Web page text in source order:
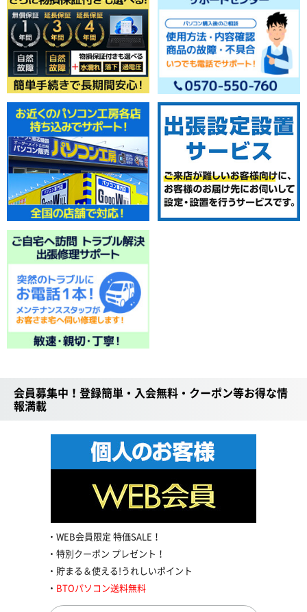
会員募集中！登録簡単・入会無料・クーポン等お得な情
報満載
WEB会員限定 特価SALE！
特別クーポン プレゼント！
貯まる＆使える!うれしいポイント
BTOパソコン送料無料